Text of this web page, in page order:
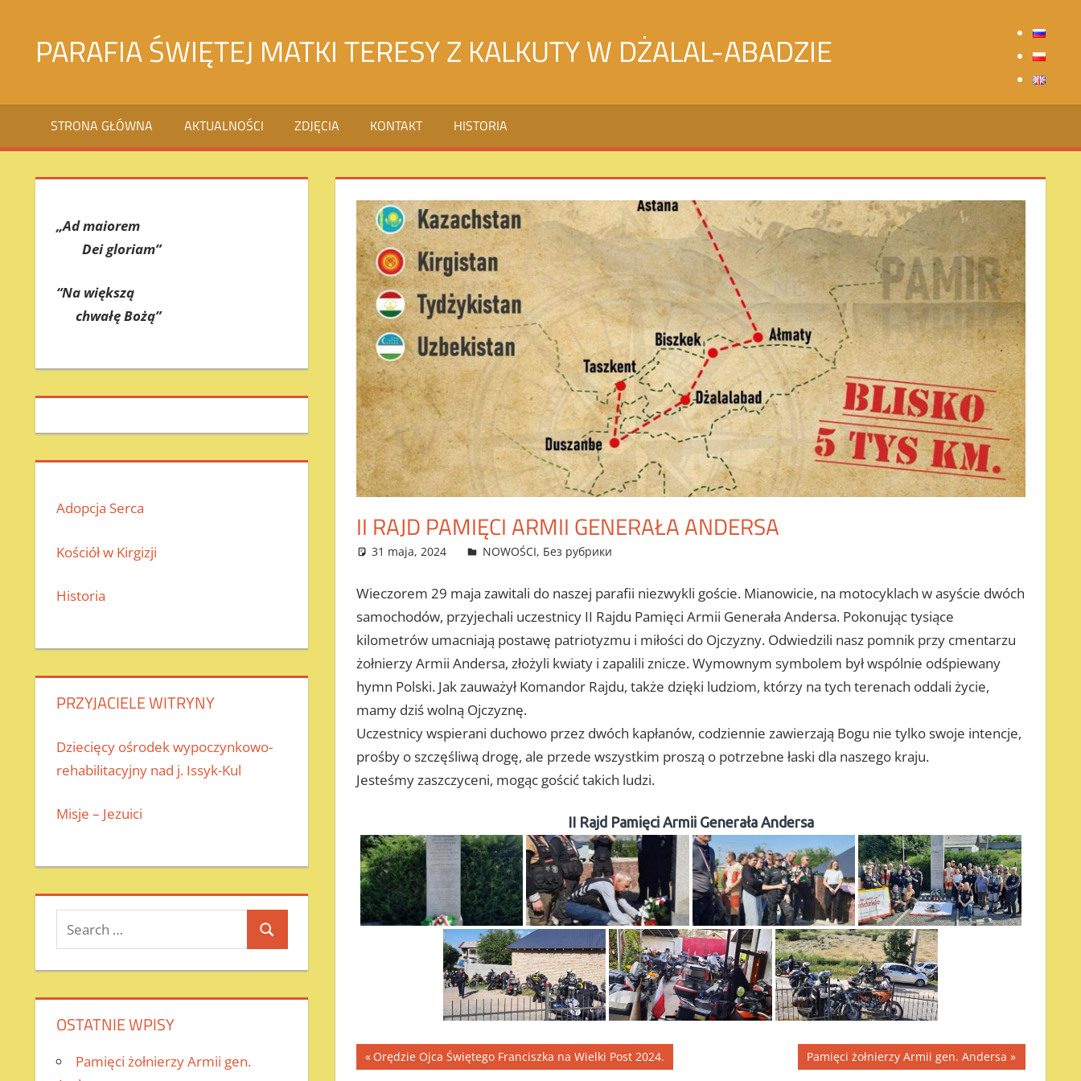
contentPARAFIA ŚWIĘTEJ MATKI TERESY Z KALKUTY W DŻALAL-ABADZIE
Матери
Терезы
Калькуттской
STRONA GŁÓWNA AKTUALNOŚCI ZDJĘCIA KONTAKT HISTORIA
II RAJD PAMIĘCI ARMII GENERAŁA ANDERSA
31 maja, 2024 admin
NOWOŚCI, Без рубрики
Wieczorem 29 maja zawitali do naszej parafii niezwykli goście. Mianowicie, na motocyklach w asyście dwóch
samochodów, przyjechali uczestnicy II Rajdu Pamięci Armii Generała Andersa. Pokonując tysiące
kilometrów umacniają postawę patriotyzmu i miłości do Ojczyzny. Odwiedzili nasz pomnik przy cmentarzu
żołnierzy Armii Andersa, złożyli kwiaty i zapalili znicze. Wymownym symbolem był wspólnie odśpiewany
hymn Polski. Jak zauważył Komandor Rajdu, także dzięki ludziom, którzy na tych terenach oddali życie,
mamy dziś wolną Ojczyznę.
Uczestnicy wspierani duchowo przez dwóch kapłanów, codziennie zawierzają Bogu nie tylko swoje intencje,
prośby o szczęśliwą drogę, ale przede wszystkim proszą o potrzebne łaski dla naszego kraju.
Jesteśmy zaszczyceni, mogąc gościć takich ludzi.
II Rajd Pamięci Armii Generała Andersa
Nawigacja
Previous
Orędzie Ojca Świętego Franciszka na Wielki Post 2024.
Next
Pamięci żołnierzy Armii gen. Andersa
„Ad maiorem
Dei gloriam”
“Na większą
chwałę Bożą”
Adopcja Serca
Kościół w Kirgizji
Historia
PRZYJACIELE WITRYNY
Dziecięcy ośrodek wypoczynkowo-
rehabilitacyjny nad j. Issyk-Kul
Misje – Jezuici
Search
for:
Search
OSTATNIE WPISY
Pamięci żołnierzy Armii gen.